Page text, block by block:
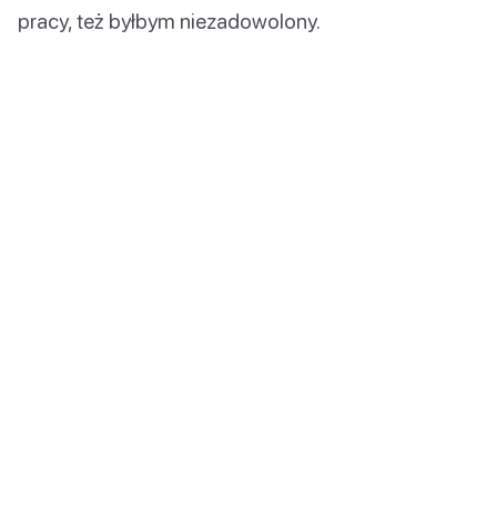
pracy, też byłbym niezadowolony.